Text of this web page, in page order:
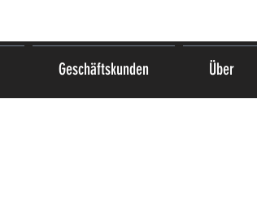
Geschäftskunden Über